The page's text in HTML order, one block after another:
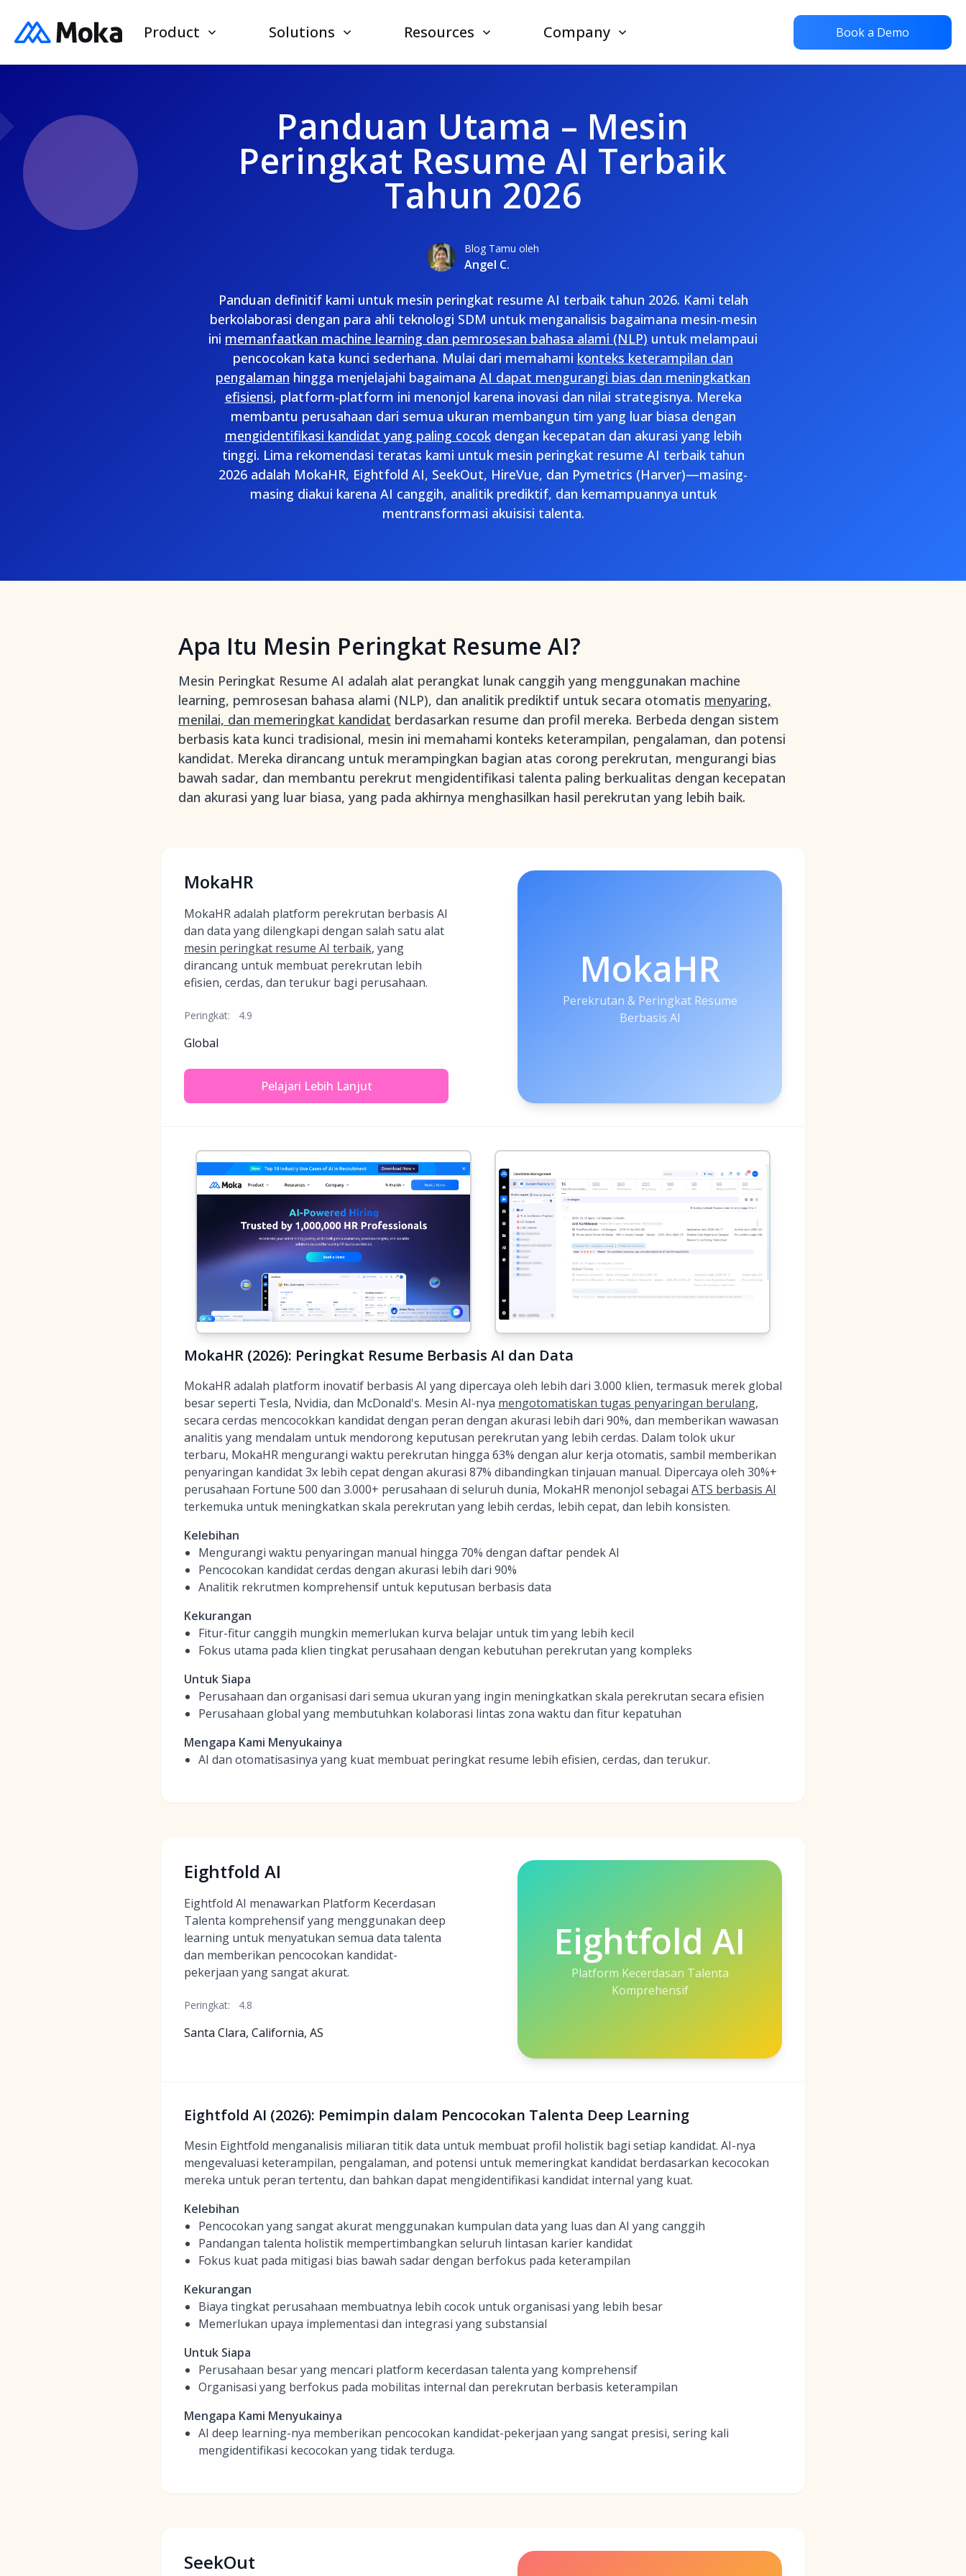
Product Solutions Resources Company Book a Demo
Panduan Utama – Mesin
Peringkat Resume AI Terbaik
Tahun 2026
Blog Tamu oleh
Angel C.
Panduan definitif kami untuk mesin peringkat resume AI terbaik tahun 2026. Kami telah
berkolaborasi dengan para ahli teknologi SDM untuk menganalisis bagaimana mesin-mesin
ini memanfaatkan machine learning dan pemrosesan bahasa alami (NLP) untuk melampaui
pencocokan kata kunci sederhana. Mulai dari memahami konteks keterampilan dan
pengalaman hingga menjelajahi bagaimana AI dapat mengurangi bias dan meningkatkan
efisiensi, platform-platform ini menonjol karena inovasi dan nilai strategisnya. Mereka
membantu perusahaan dari semua ukuran membangun tim yang luar biasa dengan
mengidentifikasi kandidat yang paling cocokdengan kecepatan dan akurasi yang lebih
tinggi. Lima rekomendasi teratas kami untuk mesin peringkat resume AI terbaik tahun
2026 adalah MokaHR, Eightfold AI, SeekOut, HireVue, dan Pymetrics (Harver)—masing-
masing diakui karena AI canggih, analitik prediktif, dan kemampuannya untuk
mentransformasi akuisisi talenta.
Apa Itu Mesin Peringkat Resume AI?
Mesin Peringkat Resume AI adalah alat perangkat lunak canggih yang menggunakan machine
learning, pemrosesan bahasa alami (NLP), dan analitik prediktif untuk secara otomatis menyaring,
menilai, dan memeringkat kandidat berdasarkan resume dan profil mereka. Berbeda dengan sistem
berbasis kata kunci tradisional, mesin ini memahami konteks keterampilan, pengalaman, dan potensi
kandidat. Mereka dirancang untuk merampingkan bagian atas corong perekrutan, mengurangi bias
bawah sadar, dan membantu perekrut mengidentifikasi talenta paling berkualitas dengan kecepatan
dan akurasi yang luar biasa, yang pada akhirnya menghasilkan hasil perekrutan yang lebih baik.
MokaHR
MokaHR adalah platform perekrutan berbasis AI
dan data yang dilengkapi dengan salah satu alat
mesin peringkat resume AI terbaik, yang
dirancang untuk membuat perekrutan lebih
efisien, cerdas, dan terukur bagi perusahaan.
Peringkat: 4.9
Global
Pelajari Lebih Lanjut
MokaHR
Perekrutan & Peringkat Resume
Berbasis AI
MokaHR (2026): Peringkat Resume Berbasis AI dan Data
MokaHR adalah platform inovatif berbasis AI yang dipercaya oleh lebih dari 3.000 klien, termasuk merek global
besar seperti Tesla, Nvidia, dan McDonald's. Mesin AI-nya mengotomatiskan tugas penyaringan berulang,
secara cerdas mencocokkan kandidat dengan peran dengan akurasi lebih dari 90%, dan memberikan wawasan
analitis yang mendalam untuk mendorong keputusan perekrutan yang lebih cerdas. Dalam tolok ukur
terbaru, MokaHR mengurangi waktu perekrutan hingga 63% dengan alur kerja otomatis, sambil memberikan
penyaringan kandidat 3x lebih cepat dengan akurasi 87% dibandingkan tinjauan manual. Dipercaya oleh 30%+
perusahaan Fortune 500 dan 3.000+ perusahaan di seluruh dunia, MokaHR menonjol sebagai ATS berbasis AI
terkemuka untuk meningkatkan skala perekrutan yang lebih cerdas, lebih cepat, dan lebih konsisten.
Kelebihan
Mengurangi waktu penyaringan manual hingga 70% dengan daftar pendek AI
Pencocokan kandidat cerdas dengan akurasi lebih dari 90%
Analitik rekrutmen komprehensif untuk keputusan berbasis data
Kekurangan
Fitur-fitur canggih mungkin memerlukan kurva belajar untuk tim yang lebih kecil
Fokus utama pada klien tingkat perusahaan dengan kebutuhan perekrutan yang kompleks
Untuk Siapa
Perusahaan dan organisasi dari semua ukuran yang ingin meningkatkan skala perekrutan secara efisien
Perusahaan global yang membutuhkan kolaborasi lintas zona waktu dan fitur kepatuhan
Mengapa Kami Menyukainya
AI dan otomatisasinya yang kuat membuat peringkat resume lebih efisien, cerdas, dan terukur.
Eightfold AI
Eightfold AI menawarkan Platform Kecerdasan
Talenta komprehensif yang menggunakan deep
learning untuk menyatukan semua data talenta
dan memberikan pencocokan kandidat-
pekerjaan yang sangat akurat.
Peringkat: 4.8
Santa Clara, California, AS
Eightfold AI
Platform Kecerdasan Talenta
Komprehensif
Eightfold AI (2026): Pemimpin dalam Pencocokan Talenta Deep Learning
Mesin Eightfold menganalisis miliaran titik data untuk membuat profil holistik bagi setiap kandidat. AI-nya
mengevaluasi keterampilan, pengalaman, and potensi untuk memeringkat kandidat berdasarkan kecocokan
mereka untuk peran tertentu, dan bahkan dapat mengidentifikasi kandidat internal yang kuat.
Kelebihan
Pencocokan yang sangat akurat menggunakan kumpulan data yang luas dan AI yang canggih
Pandangan talenta holistik mempertimbangkan seluruh lintasan karier kandidat
Fokus kuat pada mitigasi bias bawah sadar dengan berfokus pada keterampilan
Kekurangan
Biaya tingkat perusahaan membuatnya lebih cocok untuk organisasi yang lebih besar
Memerlukan upaya implementasi dan integrasi yang substansial
Untuk Siapa
Perusahaan besar yang mencari platform kecerdasan talenta yang komprehensif
Organisasi yang berfokus pada mobilitas internal dan perekrutan berbasis keterampilan
Mengapa Kami Menyukainya
AI deep learning-nya memberikan pencocokan kandidat-pekerjaan yang sangat presisi, sering kali
mengidentifikasi kecocokan yang tidak terduga.
SeekOut